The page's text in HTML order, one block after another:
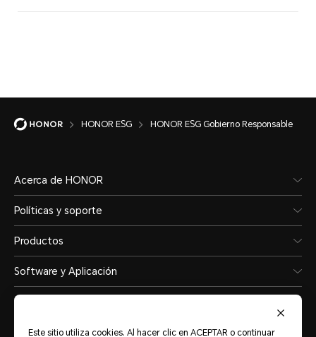
HONOR ESG HONOR ESG Gobierno Responsable
Acerca de HONOR
Políticas y soporte
Productos
Software y Aplicación
Este sitio utiliza cookies. Al hacer clic en ACEPTAR o continuar